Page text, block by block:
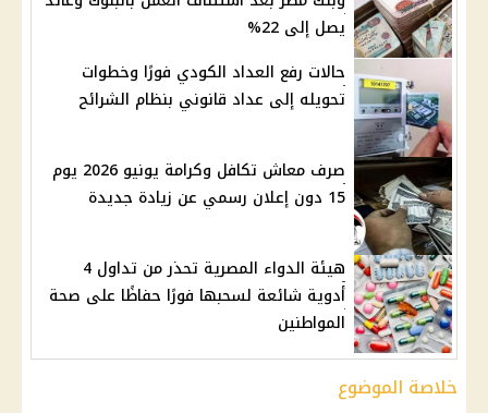
يصل إلى 22%
حالات رفع العداد الكودي فورًا وخطوات
تحويله إلى عداد قانوني بنظام الشرائح
صرف معاش تكافل وكرامة يونيو 2026 يوم
15 دون إعلان رسمي عن زيادة جديدة
هيئة الدواء المصرية تحذر من تداول 4
أدوية شائعة لسحبها فورًا حفاظًا على صحة
المواطنين
خلاصة الموضوع